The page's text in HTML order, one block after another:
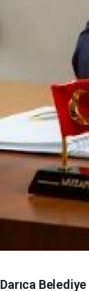
Darıca